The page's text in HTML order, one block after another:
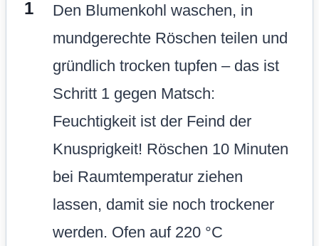
Den Blumenkohl waschen, in
mundgerechte Röschen teilen und
gründlich trocken tupfen – das ist
Schritt 1 gegen Matsch:
Feuchtigkeit ist der Feind der
Knusprigkeit! Röschen 10 Minuten
bei Raumtemperatur ziehen
lassen, damit sie noch trockener
werden. Ofen auf 220 °C